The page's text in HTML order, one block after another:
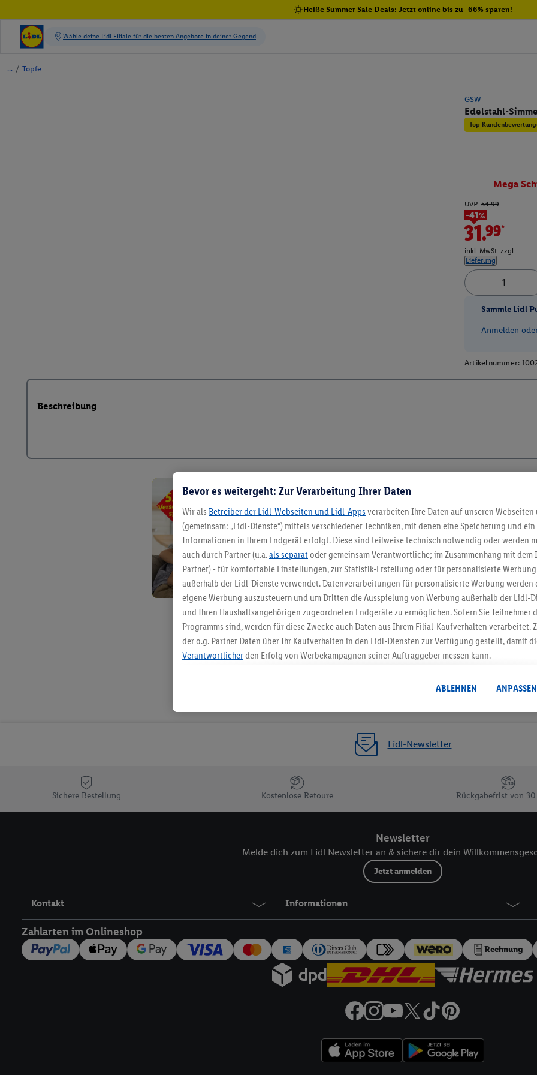
Heiße Summer Sale Deals: Jetzt online bis zu -66% sparen!
/ Töpfe
GSW
Edelstahl-
Top
Mega
UVP: 54.99
-41%
31.99*
inkl. MwSt. zzgl.
Lieferung
Sammle Lidl
Anmelden
Artikelnummer:
Beschreibung
5.95 € Versand
Jetzt zum Newsletter
Gutschein sichern!
Lidl-Newsletter
Sichere Bestellung Kostenlose Retoure Rückgabefrist von 30
Newsletter
Melde dich zum Lidl Newsletter an & sichere dir dein
Jetzt anmelden
Kontakt Informationen
Zahlarten im Onlineshop
Rechnung
Bevor es weitergeht: Zur Verarbeitung Ihrer Daten
Wir als Betreiber der Lidl-Webseiten und Lidl-Apps verarbeiten Ihre Daten auf unseren Webseiten
(gemeinsam: „Lidl-Dienste“) mittels verschiedener Techniken, mit denen eine Speicherung und
Informationen in Ihrem Endgerät erfolgt. Diese sind teilweise technisch notwendig oder werden
auch durch Partner (u.a.als separat oder gemeinsam Verantwortliche; im Zusammenhang mit dem
Partner) - für komfortable Einstellungen, zur Statistik-Erstellung oder für personalisierte
außerhalb der Lidl-Dienste verwendet. Datenverarbeitungen für personalisierte Werbung werden
eigene Werbung auszusteuern und um Dritten die Ausspielung von Werbung außerhalb der Lidl-
und Ihren Haushaltsangehörigen zugeordneten Endgeräte zu ermöglichen. Sofern Sie Teilnehmer
Programms sind, werden für diese Zwecke auch Daten aus Ihrem Filial-Kaufverhalten verarbeitet.
der o.g. Partner Daten über Ihr Kaufverhalten in den Lidl-Diensten zur Verfügung gestellt, damit
Verantwortlicherden Erfolg von Werbekampagnen seiner Auftraggeber messen kann.
angereicherten Profilen. Dies umfasst die Zusammenführung von Daten (z.B. über Ihre Nutzung
Kaufverhalten in den Lidl-Diensten, Informationen aus Ihrem Kundenkonto - z.B. Alter oder
genauen Standortdaten) auch über verschiedene Endgeräte und Lidl-Dienste hinweg
Segmenten). Im Zusammenhang mit dem Ausspielen dieser Werbung erfolgen Verarbeitungen
Erfolgsmessung der Werbung, zur Zielgruppenforschung, zur Entwicklung von Angeboten sowie
Sofern Sie hier Ihre Zustimmung dazu erteilen und danach ein Lidl Plus-Konto erstellen bzw. sich
Plus-Konto einloggen, kann darüber hinaus auch Ihre dort angegebene E-Mail-Adresse von uns in
Verantwortlichkeit mit einem der oben genannten Partner verwendet werden, um daraus eine
können, um Sie in von Dritten betriebenen Diensten zu erkennen und Ihnen personalisierte
Hierzu wird von uns und einem der anderen oben genannten Partner auch Ihre in einen Hashwert
Adresse in gemeinsamer Verantwortlichkeit verarbeitet.
Zudem erlauben Sie uns, der Utiq SA/NV („Utiq“) und IhremTelekommunikationsnetzbetreiber
den Lidl-Diensten einzusetzen. Utiq prüft zunächst anhand Ihrer IP-Adresse, ob die Technologie
verwenden, um Sie wiederzuerkennen und Erkenntnisse über Ihr Nutzungsverhalten in den Lidl-
Insbesondere können Sie mittels dieser Technologie auch auf Diensten wiedererkannt werden,
werden, damit wir Ihnen dort personalisierte Werbung ausspielen können. Sie können Ihre
Nutzung der Utiq-Technologie - zusätzlich zur weiter unten erläuterten Möglichkeit, Ihre
das Datenschutzportal von Utiq („consenthub“)
Telekommunikations-basierten Utiq-Technologie für digitales Marketing“ am unteren Ende dieser
Durch einen Klick auf „Ablehnen“ können Sie nur den Einsatz notwendiger Techniken zulassen.
„Zustimmen“ stimmen Sie allen Verarbeitungen zu sämtlichen vorgenannten Zwecken unter
ABLEHNEN ANPASSEN